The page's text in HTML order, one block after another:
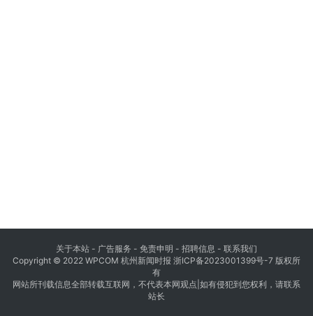
关于本站 - 广告服务 - 免责申明 - 招聘信息 - 联系我们
Copyright © 2022 WPCOM 杭州新闻时报 浙ICP备2023001399号-7 版权所
有
网站所刊载信息全部转载互联网，不代表本网观点|如有侵犯到您权利，请联系
站长